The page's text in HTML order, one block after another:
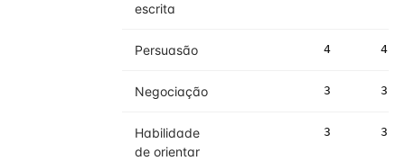
escrita
Persuasão 4 4
Negociação 3 3
Habilidade
de orientar
3 3